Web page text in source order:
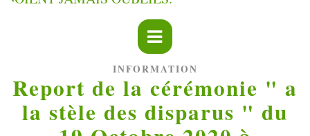
INFORMATION
Report de la cérémonie " a
la stèle des disparus " du